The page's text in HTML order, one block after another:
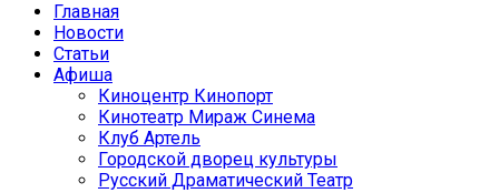
Главная
Новости
Статьи
Афиша
Киноцентр Кинопорт
Кинотеатр Мираж Синема
Клуб Артель
Городской дворец культуры
Русский Драматический Театр